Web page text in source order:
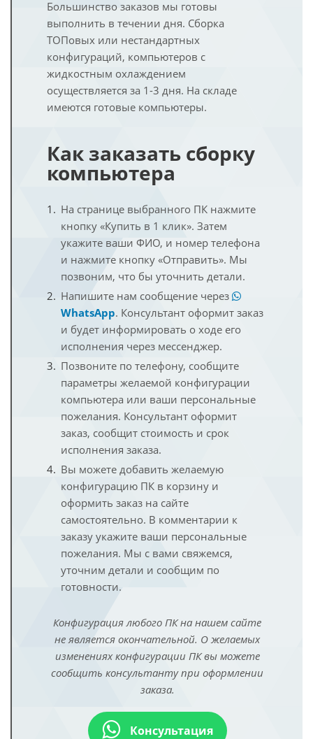
Большинство заказов мы готовы
выполнить в течении дня. Сборка
ТОПовых или нестандартных
конфигураций, компьютеров с
жидкостным охлаждением
осуществляется за 1-3 дня. На складе
имеются готовые компьютеры.
Как заказать сборку
компьютера
На странице выбранного ПК нажмите
кнопку «Купить в 1 клик». Затем
укажите ваши ФИО, и номер телефона
и нажмите кнопку «Отправить». Мы
позвоним, что бы уточнить детали.
Напишите нам сообщение через
WhatsApp. Консультант оформит заказ
и будет информировать о ходе его
исполнения через мессенджер.
Позвоните по телефону, сообщите
параметры желаемой конфигурации
компьютера или ваши персональные
пожелания. Консультант оформит
заказ, сообщит стоимость и срок
исполнения заказа.
Вы можете добавить желаемую
конфигурацию ПК в корзину и
оформить заказ на сайте
самостоятельно. В комментарии к
заказу укажите ваши персональные
пожелания. Мы с вами свяжемся,
уточним детали и сообщим по
готовности.
Конфигурация любого ПК на нашем сайте
не является окончательной. О желаемых
изменениях конфигурации ПК вы можете
сообщить консультанту при оформлении
заказа.
Консультация